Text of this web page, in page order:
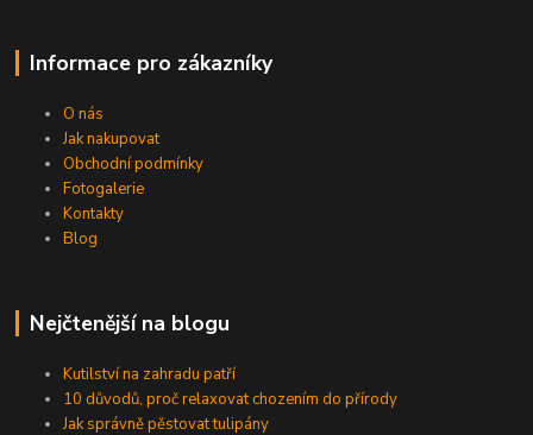
Informace pro zákazníky
O nás
Jak nakupovat
Obchodní podmínky
Fotogalerie
Kontakty
Blog
Nejčtenější na blogu
Kutilství na zahradu patří
10 důvodů, proč relaxovat chozením do přírody
Jak správně pěstovat tulipány